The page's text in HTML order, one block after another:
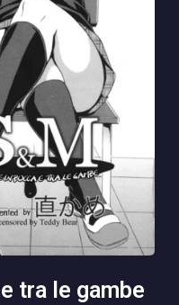
tra le gambe